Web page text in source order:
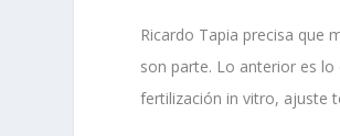
Ricardo Tapia precisa que
son parte. Lo anterior es
fertilización in vitro, ajuste